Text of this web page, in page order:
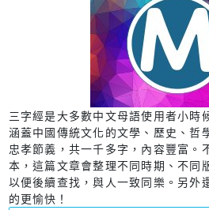
三字經是大多數中文母語使用者小時
涵蓋中國傳統文化的文學、歷史、哲
忠孝節義，共一千多字，內容豐富。
本，這篇文章會整理不同時期、不同
以便後續查找，與人一致同樂。另外
的更愉快！